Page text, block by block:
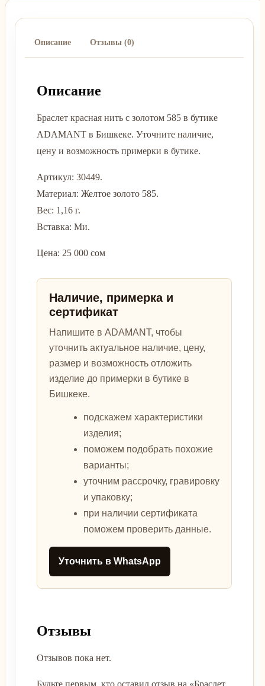
Описание Отзывы (0)
Описание
Браслет красная нить с золотом 585 в бутике
ADAMANT в Бишкеке. Уточните наличие,
цену и возможность примерки в бутике.
Артикул: 30449.
Материал: Желтое золото 585.
Вес: 1,16 г.
Вставка: Ми.
Цена: 25 000 сом
Наличие, примерка и
сертификат
Напишите в ADAMANT, чтобы
уточнить актуальное наличие, цену,
размер и возможность отложить
изделие до примерки в бутике в
Бишкеке.
подскажем характеристики
изделия;
поможем подобрать похожие
варианты;
уточним рассрочку, гравировку
и упаковку;
при наличии сертификата
поможем проверить данные.
Уточнить в WhatsApp
Отзывы
Отзывов пока нет.
Будьте первым, кто оставил отзыв на «Браслет